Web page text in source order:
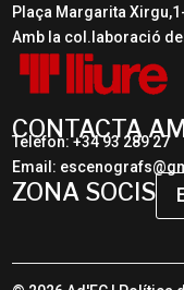
Plaça Margarita
Amb la col.laboració
CONTACTA
Telèfon: +34 93 289 27
Email:
ZONA SOCIS